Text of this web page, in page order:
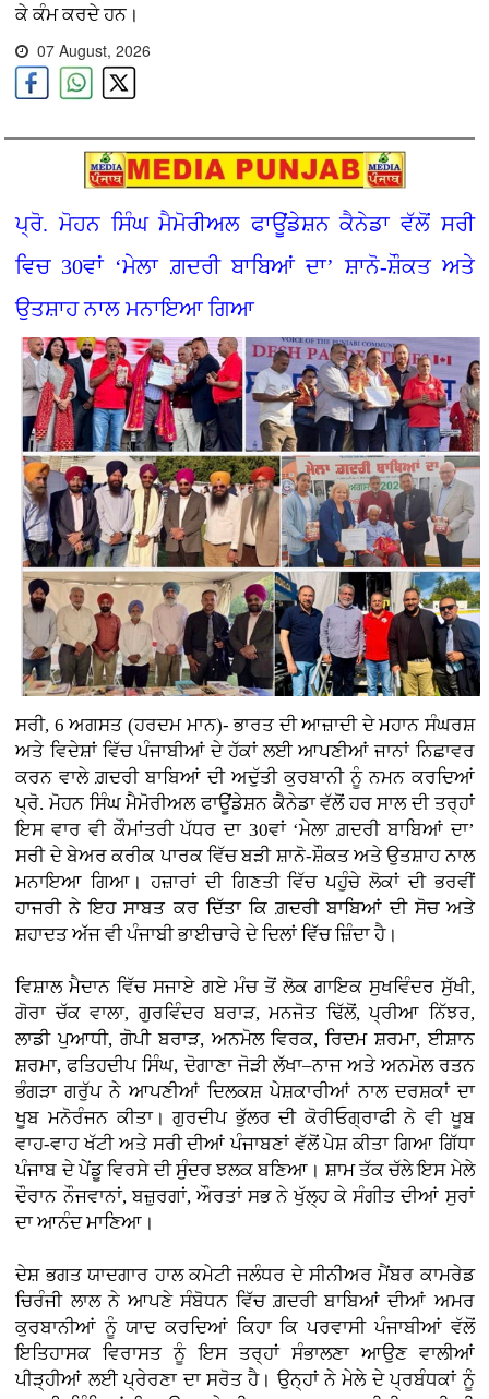
ਕੇ ਕੰਮ ਕਰਦੇ ਹਨ।
07 August, 2026
ਪ੍ਰੋ. ਮੋਹਨ ਸਿੰਘ ਮੈਮੋਰੀਅਲ ਫਾਊਂਡੇਸ਼ਨ ਕੈਨੇਡਾ ਵੱਲੋਂ ਸਰੀ
ਵਿਚ 30ਵਾਂ ‘ਮੇਲਾ ਗ਼ਦਰੀ ਬਾਬਿਆਂ ਦਾ’ ਸ਼ਾਨੋ-ਸ਼ੌਕਤ ਅਤੇ
ਉਤਸ਼ਾਹ ਨਾਲ ਮਨਾਇਆ ਗਿਆ
ਸਰੀ, 6 ਅਗਸਤ (ਹਰਦਮ ਮਾਨ)- ਭਾਰਤ ਦੀ ਆਜ਼ਾਦੀ ਦੇ ਮਹਾਨ ਸੰਘਰਸ਼
ਅਤੇ ਵਿਦੇਸ਼ਾਂ ਵਿੱਚ ਪੰਜਾਬੀਆਂ ਦੇ ਹੱਕਾਂ ਲਈ ਆਪਣੀਆਂ ਜਾਨਾਂ ਨਿਛਾਵਰ
ਕਰਨ ਵਾਲੇ ਗ਼ਦਰੀ ਬਾਬਿਆਂ ਦੀ ਅਦੁੱਤੀ ਕੁਰਬਾਨੀ ਨੂੰ ਨਮਨ ਕਰਦਿਆਂ
ਪ੍ਰੋ. ਮੋਹਨ ਸਿੰਘ ਮੈਮੋਰੀਅਲ ਫਾਊਂਡੇਸ਼ਨ ਕੈਨੇਡਾ ਵੱਲੋਂ ਹਰ ਸਾਲ ਦੀ ਤਰ੍ਹਾਂ
ਇਸ ਵਾਰ ਵੀ ਕੌਮਾਂਤਰੀ ਪੱਧਰ ਦਾ 30ਵਾਂ ‘ਮੇਲਾ ਗ਼ਦਰੀ ਬਾਬਿਆਂ ਦਾ’
ਸਰੀ ਦੇ ਬੇਅਰ ਕਰੀਕ ਪਾਰਕ ਵਿੱਚ ਬੜੀ ਸ਼ਾਨੋ-ਸ਼ੌਕਤ ਅਤੇ ਉਤਸ਼ਾਹ ਨਾਲ
ਮਨਾਇਆ ਗਿਆ। ਹਜ਼ਾਰਾਂ ਦੀ ਗਿਣਤੀ ਵਿੱਚ ਪਹੁੰਚੇ ਲੋਕਾਂ ਦੀ ਭਰਵੀਂ
ਹਾਜਰੀ ਨੇ ਇਹ ਸਾਬਤ ਕਰ ਦਿੱਤਾ ਕਿ ਗ਼ਦਰੀ ਬਾਬਿਆਂ ਦੀ ਸੋਚ ਅਤੇ
ਸ਼ਹਾਦਤ ਅੱਜ ਵੀ ਪੰਜਾਬੀ ਭਾਈਚਾਰੇ ਦੇ ਦਿਲਾਂ ਵਿੱਚ ਜ਼ਿੰਦਾ ਹੈ।
ਵਿਸ਼ਾਲ ਮੈਦਾਨ ਵਿੱਚ ਸਜਾਏ ਗਏ ਮੰਚ ਤੋਂ ਲੋਕ ਗਾਇਕ ਸੁਖਵਿੰਦਰ ਸੁੱਖੀ,
ਗੋਰਾ ਚੱਕ ਵਾਲਾ, ਗੁਰਵਿੰਦਰ ਬਰਾੜ, ਮਨਜੋਤ ਢਿੱਲੋਂ, ਪ੍ਰੀਆ ਨਿੱਝਰ,
ਲਾਡੀ ਪੁਆਧੀ, ਗੋਪੀ ਬਰਾੜ, ਅਨਮੋਲ ਵਿਰਕ, ਰਿਦਮ ਸ਼ਰਮਾ, ਈਸ਼ਾਨ
ਸ਼ਰਮਾ, ਫਤਿਹਦੀਪ ਸਿੰਘ, ਦੋਗਾਣਾ ਜੋੜੀ ਲੱਖਾ–ਨਾਜ ਅਤੇ ਅਨਮੋਲ ਰਤਨ
ਭੰਗੜਾ ਗਰੁੱਪ ਨੇ ਆਪਣੀਆਂ ਦਿਲਕਸ਼ ਪੇਸ਼ਕਾਰੀਆਂ ਨਾਲ ਦਰਸ਼ਕਾਂ ਦਾ
ਖੂਬ ਮਨੋਰੰਜਨ ਕੀਤਾ। ਗੁਰਦੀਪ ਭੁੱਲਰ ਦੀ ਕੋਰੀਓਗ੍ਰਾਫੀ ਨੇ ਵੀ ਖੂਬ
ਵਾਹ-ਵਾਹ ਖੱਟੀ ਅਤੇ ਸਰੀ ਦੀਆਂ ਪੰਜਾਬਣਾਂ ਵੱਲੋਂ ਪੇਸ਼ ਕੀਤਾ ਗਿਆ ਗਿੱਧਾ
ਪੰਜਾਬ ਦੇ ਪੇਂਡੂ ਵਿਰਸੇ ਦੀ ਸੁੰਦਰ ਝਲਕ ਬਣਿਆ। ਸ਼ਾਮ ਤੱਕ ਚੱਲੇ ਇਸ ਮੇਲੇ
ਦੌਰਾਨ ਨੌਜਵਾਨਾਂ, ਬਜ਼ੁਰਗਾਂ, ਔਰਤਾਂ ਸਭ ਨੇ ਖੁੱਲ੍ਹ ਕੇ ਸੰਗੀਤ ਦੀਆਂ ਸੁਰਾਂ
ਦਾ ਆਨੰਦ ਮਾਣਿਆ।
ਦੇਸ਼ ਭਗਤ ਯਾਦਗਾਰ ਹਾਲ ਕਮੇਟੀ ਜਲੰਧਰ ਦੇ ਸੀਨੀਅਰ ਮੈਂਬਰ ਕਾਮਰੇਡ
ਚਿਰੰਜੀ ਲਾਲ ਨੇ ਆਪਣੇ ਸੰਬੋਧਨ ਵਿੱਚ ਗ਼ਦਰੀ ਬਾਬਿਆਂ ਦੀਆਂ ਅਮਰ
ਕੁਰਬਾਨੀਆਂ ਨੂੰ ਯਾਦ ਕਰਦਿਆਂ ਕਿਹਾ ਕਿ ਪਰਵਾਸੀ ਪੰਜਾਬੀਆਂ ਵੱਲੋਂ
ਇਤਿਹਾਸਕ ਵਿਰਾਸਤ ਨੂੰ ਇਸ ਤਰ੍ਹਾਂ ਸੰਭਾਲਣਾ ਆਉਣ ਵਾਲੀਆਂ
ਪੀੜ੍ਹੀਆਂ ਲਈ ਪ੍ਰੇਰਣਾ ਦਾ ਸਰੋਤ ਹੈ। ਉਨ੍ਹਾਂ ਨੇ ਮੇਲੇ ਦੇ ਪ੍ਰਬੰਧਕਾਂ ਨੂੰ